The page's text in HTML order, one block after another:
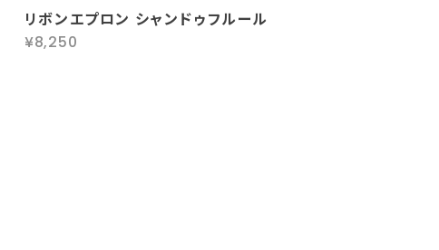
リボンエプロン シャンドゥフルール
¥8,250